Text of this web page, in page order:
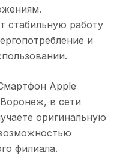
стабильную работу
и
Apple
Воронеж, в сети
оригинальную
филиала.